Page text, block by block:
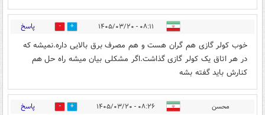
۰۸:۱۱ - ۱۴۰۵/۰۳/۲۰ 2 پاسخ
خوب کولر گازی هم گران هست و هم مصرف برق بالایی داره.نمیشه که
در هر اتاق یک کولر گازی گذاشت.اگر مشکلی بیان میشه راه حل هم
کنارش باید گفته بشه
محسن ۰۸:۲۶ - ۱۴۰۵/۰۳/۲۰ 2 پاسخ